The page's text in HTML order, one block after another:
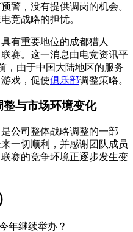
警，没有提供调岗的机会。
竞战略的担忧。
有重要地位的成都猎人
联赛。这一消息由电竞资讯平
，由于中国大陆地区的服务
戏，促使俱乐部调整策略。
与市场环境变化
公司整体战略调整的一部
一切顺利，并感谢团队成员
赛的竞争环境正逐步发生变
年继续举办？